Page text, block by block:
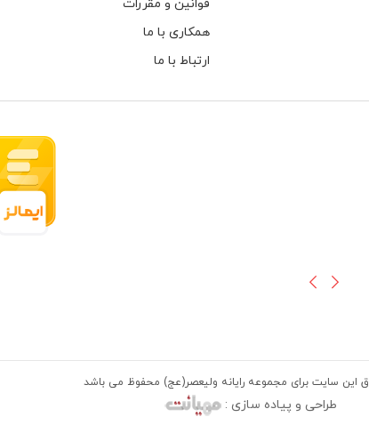
قوانین و مقررات
همکاری با ما
ارتباط با ما
هارهای اینترنال مخصوص دوربین های مدار
این سایت برای مجموعه رایانه ولیعصر(عج) محفوظ می باشد
طراحی و پیاده سازی :